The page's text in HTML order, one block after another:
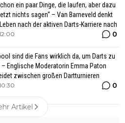
ein paar Dinge, die laufen, aber dazu
nichts sagen“ – Van Barneveld denkt
nach der aktiven Darts-Karriere nach
0
sind die Fans wirklich da, um Darts zu
– Englische Moderatorin Emma Paton
zwischen großen Dartturnieren
0
Artikel